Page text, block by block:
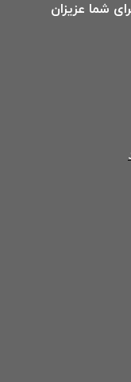
شما عزیزان